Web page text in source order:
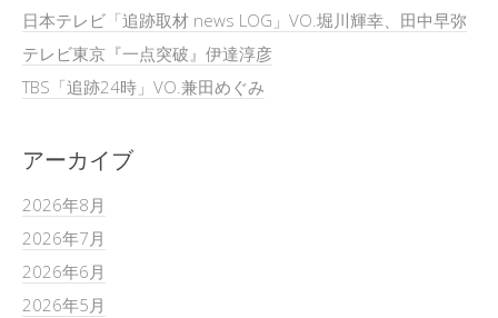
日本テレビ「追跡取材 news LOG」VO.堀川輝幸、田中早弥
テレビ東京『一点突破』伊達淳彦
TBS「追跡24時」VO.兼田めぐみ
アーカイブ
2026年8月
2026年7月
2026年6月
2026年5月